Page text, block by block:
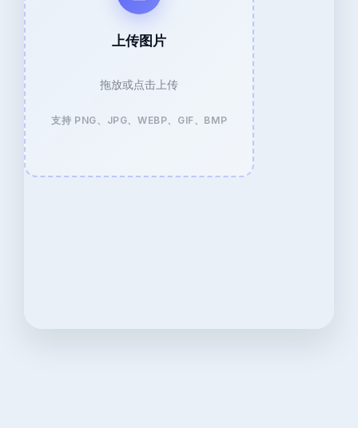
上传图片
拖放或点击上传
支持 PNG、JPG、WEBP、GIF、BMP